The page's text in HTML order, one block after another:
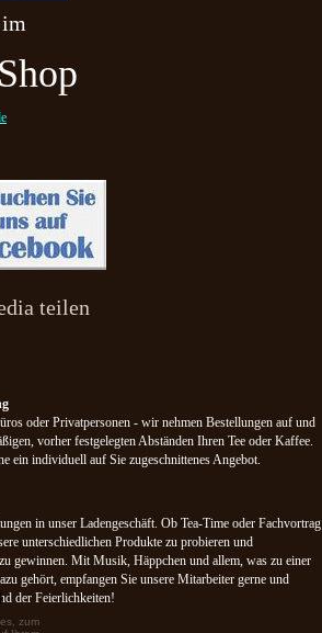
teilen
oder Privatpersonen - wir nehmen Bestellungen auf und
vorher festgelegten Abständen Ihren Tee oder Kaffee.
ein individuell auf Sie zugeschnittenes Angebot.
in unser Ladengeschäft. Ob Tea-Time oder Fachvortrag
unterschiedlichen Produkte zu probieren und
gewinnen. Mit Musik, Häppchen und allem, was zu einer
gehört, empfangen Sie unsere Mitarbeiter gerne und
der Feierlichkeiten!
zum